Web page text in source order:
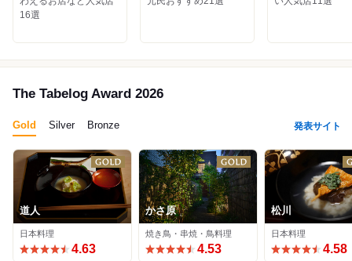
16選
The Tabelog Award 2026
発表サイト
Gold Silver Bronze
道人
日本料理
4.63
かさ原
焼き鳥・串焼・鳥料理
4.53
松川
日本料理
4.58